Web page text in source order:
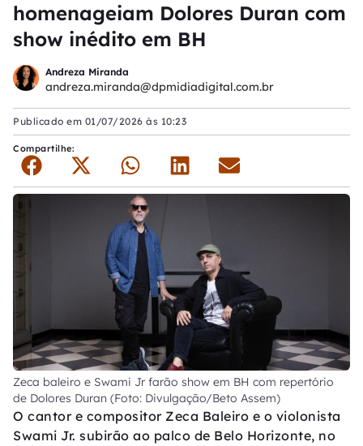
homenageiam Dolores Duran com
show inédito em BH
Andreza Miranda
andreza.miranda@dpmidiadigital.com.br
Publicado em 01/07/2026 às 10:23
Compartilhe:
Zeca baleiro e Swami Jr farão show em BH com repertório
de Dolores Duran (Foto: Divulgação/Beto Assem)
O cantor e compositor Zeca Baleiro e o violonista
Swami Jr. subirão ao palco de Belo Horizonte, no